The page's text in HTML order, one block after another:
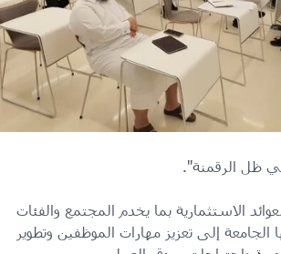
في ظل الرقمنة".
الاستثمارية بما يخدم المجتمع والفئات
إلى تعزيز مهارات الموظفين وتطوير